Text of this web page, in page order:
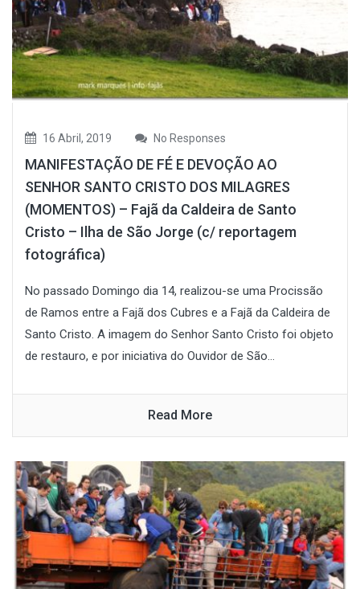
16 Abril, 2019 No Responses
MANIFESTAÇÃO DE FÉ E DEVOÇÃO AO
SENHOR SANTO CRISTO DOS MILAGRES
(MOMENTOS) – Fajã da Caldeira de Santo
Cristo – Ilha de São Jorge (c/ reportagem
fotográfica)
No passado Domingo dia 14, realizou-se uma Procissão
de Ramos entre a Fajã dos Cubres e a Fajã da Caldeira de
Santo Cristo. A imagem do Senhor Santo Cristo foi objeto
de restauro, e por iniciativa do Ouvidor de São...
Read More